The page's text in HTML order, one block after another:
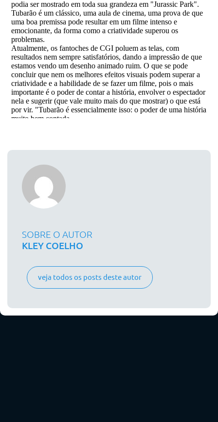
SOBRE O AUTOR
KLEY COELHO
veja todos os posts deste autor